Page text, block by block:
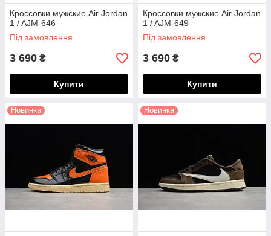
Кроссовки мужские Air Jordan
1 / AJM-646
Під замовлення
3 690 ₴
Купити
Кроссовки мужские Air Jordan
1 / AJM-649
Під замовлення
3 690 ₴
Купити
Новинка Новинка